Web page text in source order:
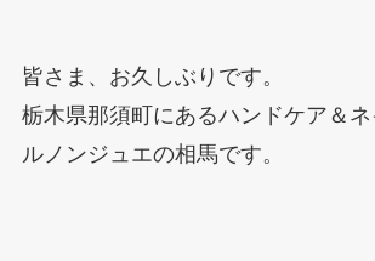
皆さま、お久しぶりです。
栃木県那須町にあるハンドケア＆
ルノンジュエの相馬です。